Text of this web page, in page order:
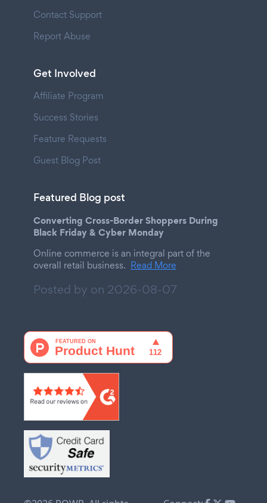
Contact Support
Report Abuse
Get Involved
Affiliate Program
Success Stories
Feature Requests
Guest Blog Post
Featured Blog post
Converting Cross-Border Shoppers During
Black Friday & Cyber Monday
Online commerce is an integral part of the
overall retail business. Read More
Posted by on 2026-08-07